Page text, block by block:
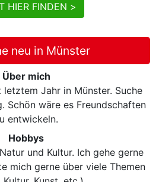
JETZT HIER FINDEN >
neu in Münster
Über mich
Jahr in Münster. Suche
Schön wäre es Freundschaften
entwickeln.
Hobbys
und Kultur. Ich gehe gerne
mich gerne über viele Themen